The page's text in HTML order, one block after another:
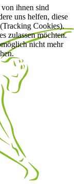
ihnen sind
uns helfen, diese
Cookies).
zulassen möchten.
nicht mehr